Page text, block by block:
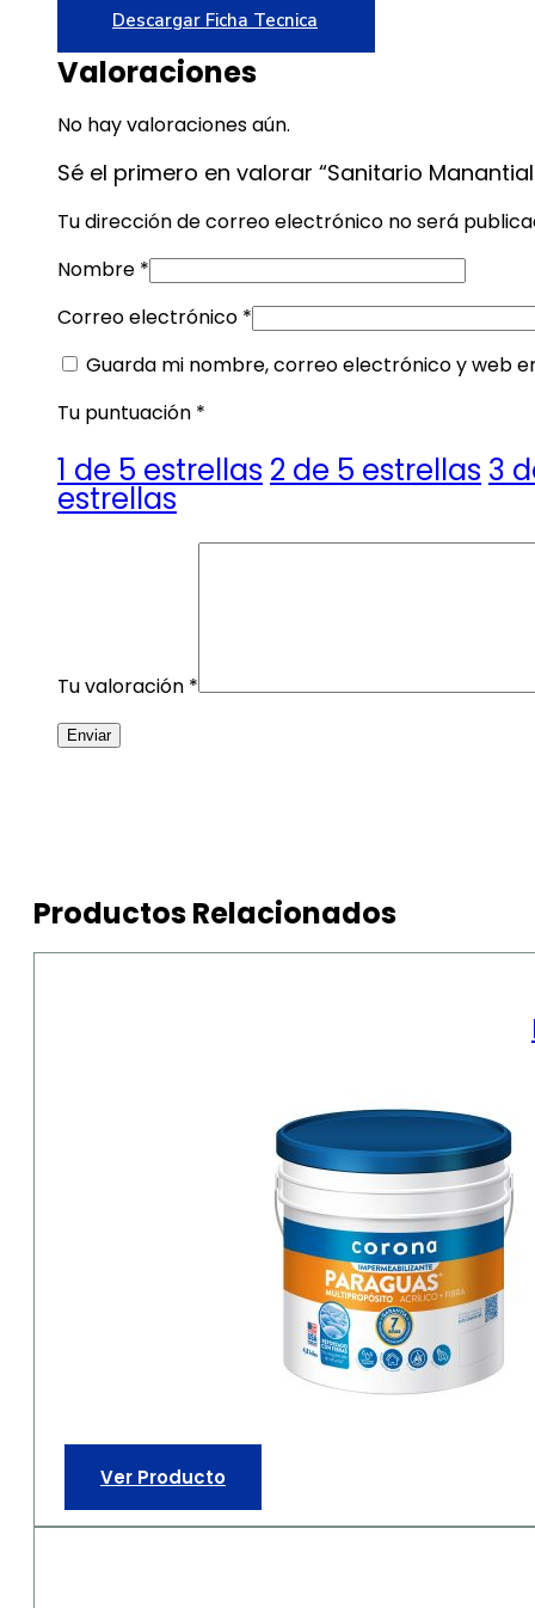
Descargar Ficha Tecnica
Valoraciones
No hay valoraciones aún.
Sé el primero en valorar “Sanitario
Tu dirección de correo electrónico no será
Nombre *
Correo electrónico *
Guarda mi nombre, correo electrónico y web
Tu puntuación *
1 de 5 estrellas 2 de 5 estrellas 3
estrellas
Tu valoración *
Productos Relacionados
Ver Producto